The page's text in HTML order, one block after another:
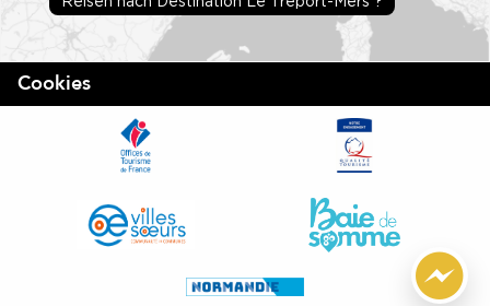
Cookies